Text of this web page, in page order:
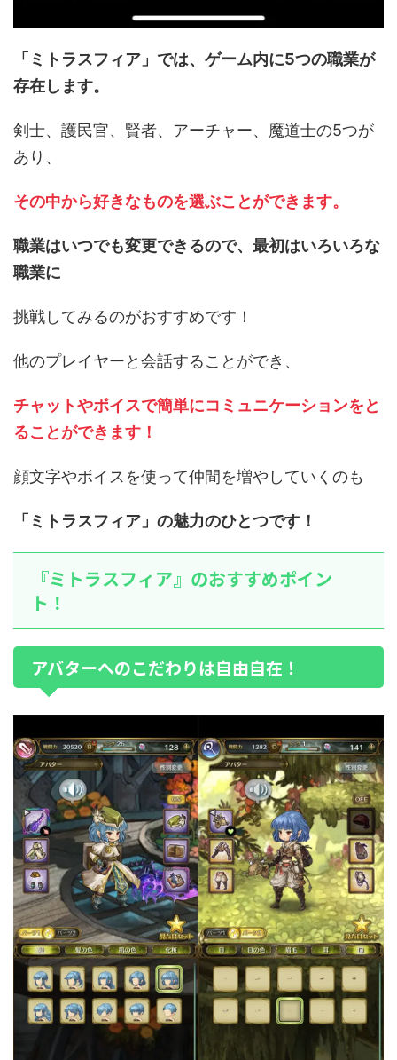
「ミトラスフィア」では、ゲーム内に5つの職業が
存在します。
剣士、護民官、賢者、アーチャー、魔道士の5つが
あり、
その中から好きなものを選ぶことができます。
職業はいつでも変更できるので、最初はいろいろな
職業に
挑戦してみるのがおすすめです！
他のプレイヤーと会話することができ、
チャットやボイスで簡単にコミュニケーションをと
ることができます！
顔文字やボイスを使って仲間を増やしていくのも
「ミトラスフィア」の魅力のひとつです！
『ミトラスフィア』のおすすめポイン
ト！
アバターへのこだわりは自由自在！